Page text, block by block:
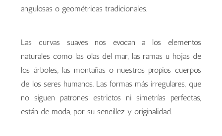
angulosas o geométricas tradicionales.
Las curvas suaves nos evocan a los elementos
naturales como las olas del mar, las ramas u hojas de
los árboles, las montañas o nuestros propios cuerpos
de los seres humanos. Las formas más irregulares, que
no siguen patrones estrictos ni simetrías perfectas,
están de moda, por su sencillez y originalidad.